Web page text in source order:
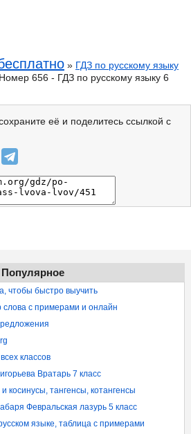
» ГДЗ по русскому языку
656 - ГДЗ по русскому языку 6
её и поделитесь ссылкой с
Популярное
чтобы быстро выучить
слова с примерами и онлайн
классов
Вратарь 7 класс
косинусы, тангенсы, котангенсы
Февральская лазурь 5 класс
языке, таблица с примерами